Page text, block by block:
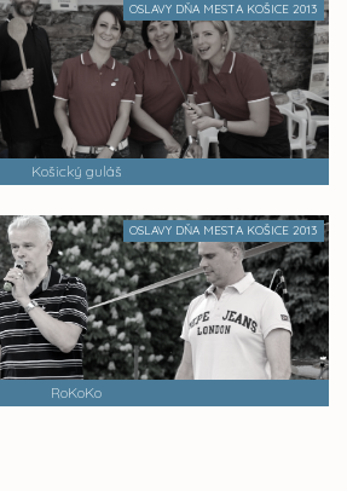
OSLAVY DŇA MESTA KOŠICE 2013
Košický guláš
OSLAVY DŇA MESTA KOŠICE 2013
RoKoKo